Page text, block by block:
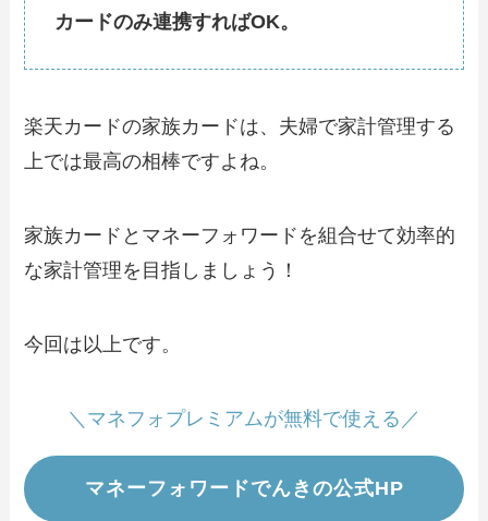
カードのみ連携すればOK。
楽天カードの家族カードは、夫婦で家計管理する
上では最高の相棒ですよね。
家族カードとマネーフォワードを組合せて効率的
な家計管理を目指しましょう！
今回は以上です。
＼マネフォプレミアムが無料で使える／
マネーフォワードでんきの公式HP